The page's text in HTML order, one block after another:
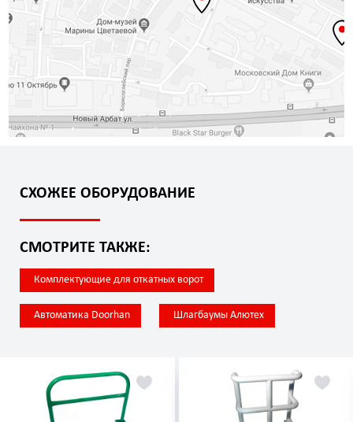
СХОЖЕЕ ОБОРУДОВАНИЕ
СМОТРИТЕ ТАКЖЕ:
Комплектующие для откатных ворот
Автоматика Doorhan Шлагбаумы Алютех